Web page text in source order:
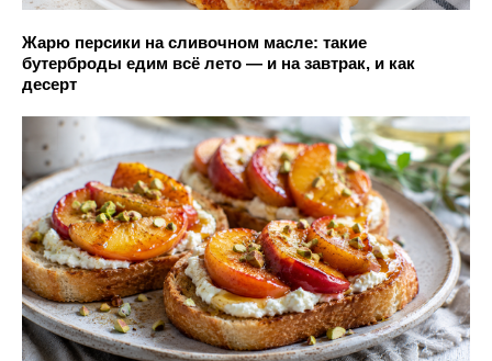
Жарю персики на сливочном масле: такие
бутерброды едим всё лето — и на завтрак, и как
десерт